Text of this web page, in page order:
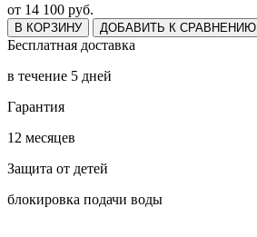
от 14 100 руб.
В КОРЗИНУ ДОБАВИТЬ К СРАВНЕНИЮ
Бесплатная доставка
в течение 5 дней
Гарантия
12 месяцев
Защита от детей
блокировка подачи воды